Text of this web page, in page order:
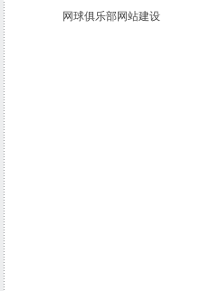
网球俱乐部网站建设